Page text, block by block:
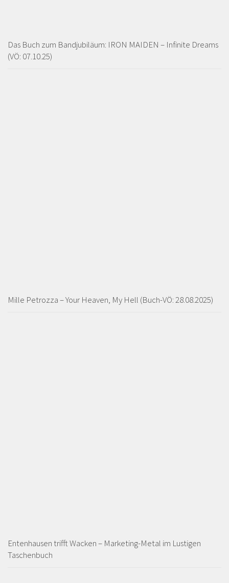
Das Buch zum Bandjubiläum: IRON MAIDEN – Infinite Dreams
(VÖ: 07.10.25)
Mille Petrozza – Your Heaven, My Hell (Buch-VÖ: 28.08.2025)
Entenhausen trifft Wacken – Marketing-Metal im Lustigen
Taschenbuch